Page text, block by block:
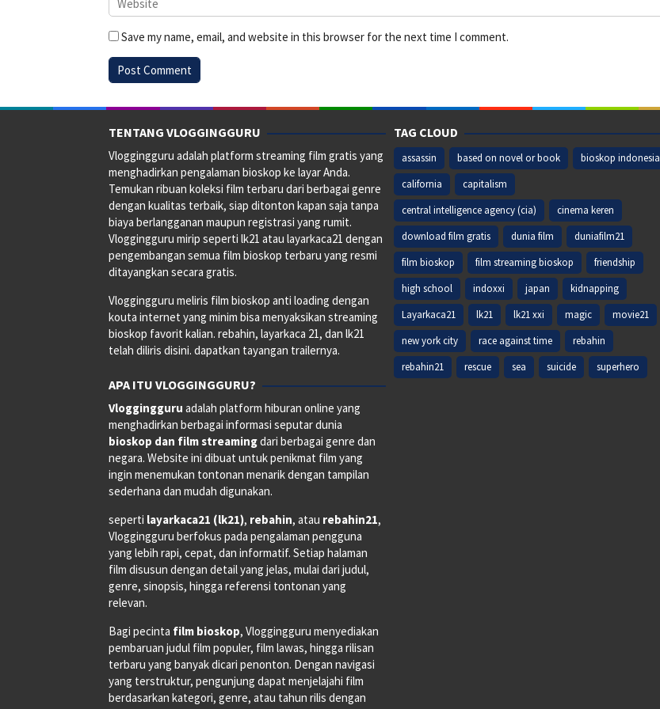
Save my name, email, and website in this browser for the next time I comment.
TENTANG VLOGGINGGURU
Vloggingguru adalah platform streaming film gratis yang
menghadirkan pengalaman bioskop ke layar Anda.
Temukan ribuan koleksi film terbaru dari berbagai genre
dengan kualitas terbaik, siap ditonton kapan saja tanpa
biaya berlangganan maupun registrasi yang rumit.
Vloggingguru mirip seperti lk21 atau layarkaca21 dengan
pengembangan semua film bioskop terbaru yang resmi
ditayangkan secara gratis.
Vloggingguru meliris film bioskop anti loading dengan
kouta internet yang minim bisa menyaksikan streaming
bioskop favorit kalian. rebahin, layarkaca 21, dan lk21
telah diliris disini. dapatkan tayangan trailernya.
APA ITU VLOGGINGGURU?
Vloggingguru adalah platform hiburan online yang
menghadirkan berbagai informasi seputar dunia
bioskop dan film streamingdari berbagai genre dan
negara. Website ini dibuat untuk penikmat film yang
ingin menemukan tontonan menarik dengan tampilan
sederhana dan mudah digunakan.
seperti layarkaca21 (lk21), rebahin, atau rebahin21,
Vloggingguru berfokus pada pengalaman pengguna
yang lebih rapi, cepat, dan informatif. Setiap halaman
film disusun dengan detail yang jelas, mulai dari judul,
genre, sinopsis, hingga referensi tontonan yang
relevan.
Bagi pecinta film bioskop, Vloggingguru menyediakan
pembaruan judul film populer, film lawas, hingga rilisan
terbaru yang banyak dicari penonton. Dengan navigasi
yang terstruktur, pengunjung dapat menjelajahi film
berdasarkan kategori, genre, atau tahun rilis dengan
TAG CLOUD
assassin based on novel or book
bioskop indonesia
california
capitalism
central intelligence agency (cia)
cinema keren
download film gratis
dunia film
duniafilm21
film bioskop
film streaming bioskop
friendship
high school
indoxxi japan
kidnapping
Layarkaca21
lk21 lk21 xxi magic
movie21
new york city
race against time
rebahin
rebahin21
rescue sea suicide superhero